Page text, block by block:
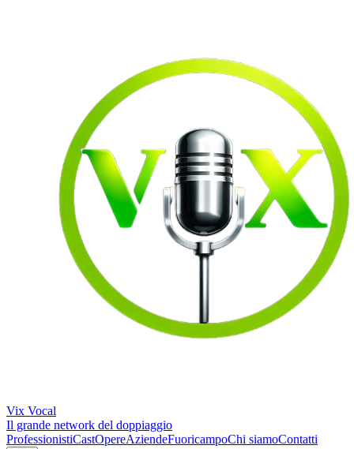
Vix Vocal
Il grande network del doppiaggio
ProfessionistiCastOpereAziendeFuoricampoChi siamoContatti